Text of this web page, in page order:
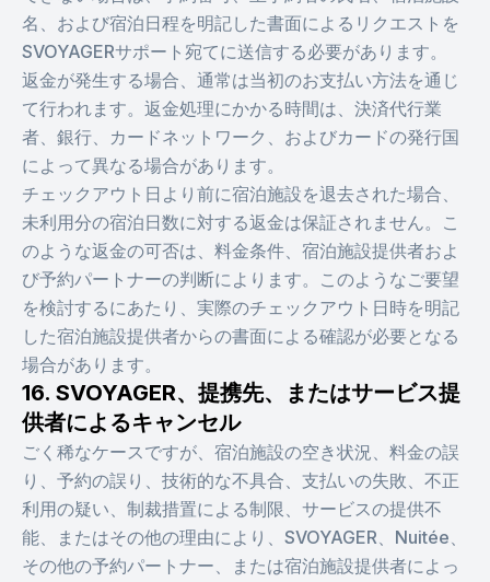
名、および宿泊日程を明記した書面によるリクエストを
SVOYAGERサポート宛てに送信する必要があります。
返金が発生する場合、通常は当初のお支払い方法を通じ
て行われます。返金処理にかかる時間は、決済代行業
者、銀行、カードネットワーク、およびカードの発行国
によって異なる場合があります。
チェックアウト日より前に宿泊施設を退去された場合、
未利用分の宿泊日数に対する返金は保証されません。こ
のような返金の可否は、料金条件、宿泊施設提供者およ
び予約パートナーの判断によります。このようなご要望
を検討するにあたり、実際のチェックアウト日時を明記
した宿泊施設提供者からの書面による確認が必要となる
場合があります。
16. SVOYAGER、提携先、またはサービス提
供者によるキャンセル
ごく稀なケースですが、宿泊施設の空き状況、料金の誤
り、予約の誤り、技術的な不具合、支払いの失敗、不正
利用の疑い、制裁措置による制限、サービスの提供不
能、またはその他の理由により、SVOYAGER、Nuitée、
その他の予約パートナー、または宿泊施設提供者によっ